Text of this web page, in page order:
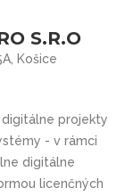
S.R.O
Košice
digitálne projekty
- v rámci
digitálne
licenčných